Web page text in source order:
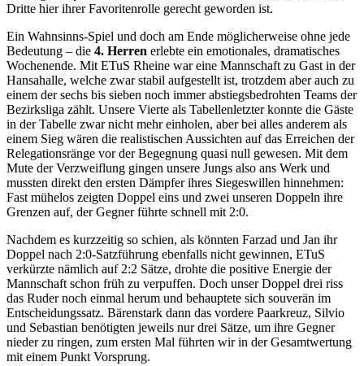
Dritte hier ihrer Favoritenrolle gerecht geworden ist.
Ein Wahnsinns-Spiel und doch am Ende möglicherweise ohne jede
Bedeutung – die 4. Herren erlebte ein emotionales, dramatisches
Wochenende. Mit ETuS Rheine war eine Mannschaft zu Gast in der
Hansahalle, welche zwar stabil aufgestellt ist, trotzdem aber auch zu
einem der sechs bis sieben noch immer abstiegsbedrohten Teams der
Bezirksliga zählt. Unsere Vierte als Tabellenletzter konnte die Gäste
in der Tabelle zwar nicht mehr einholen, aber bei alles anderem als
einem Sieg wären die realistischen Aussichten auf das Erreichen der
Relegationsränge vor der Begegnung quasi null gewesen. Mit dem
Mute der Verzweiflung gingen unsere Jungs also ans Werk und
mussten direkt den ersten Dämpfer ihres Siegeswillen hinnehmen:
Fast mühelos zeigten Doppel eins und zwei unseren Doppeln ihre
Grenzen auf, der Gegner führte schnell mit 2:0.
Nachdem es kurzzeitig so schien, als könnten Farzad und Jan ihr
Doppel nach 2:0-Satzführung ebenfalls nicht gewinnen, ETuS
verkürzte nämlich auf 2:2 Sätze, drohte die positive Energie der
Mannschaft schon früh zu verpuffen. Doch unser Doppel drei riss
das Ruder noch einmal herum und behauptete sich souverän im
Entscheidungssatz. Bärenstark dann das vordere Paarkreuz, Silvio
und Sebastian benötigten jeweils nur drei Sätze, um ihre Gegner
nieder zu ringen, zum ersten Mal führten wir in der Gesamtwertung
mit einem Punkt Vorsprung.